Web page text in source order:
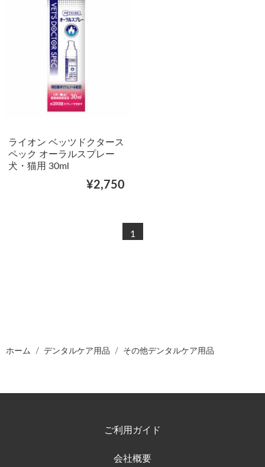
ライオン ベッツドクタース
ペック オーラルスプレー
犬・猫用 30ml
¥2,750
1
ホーム デンタルケア用品 その他デンタルケア用品
ご利用ガイド
会社概要